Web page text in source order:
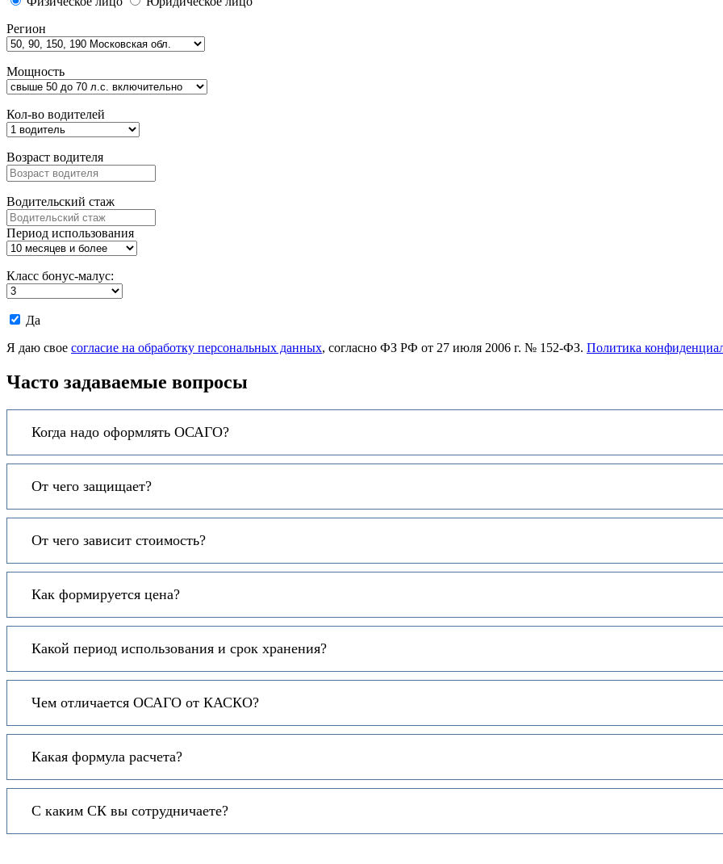
Регион
Мощность
Кол-во водителей
Возраст водителя
Водительский стаж
Период использования
Класс бонус-малус:
Даю
на
моих
персональных
Да
Я даю свое согласие на обработку персональных данных, согласно ФЗ РФ от 27 июля 2006 г. № 152-ФЗ. Политика
Часто задаваемые вопросы
Когда надо оформлять ОСАГО?
От чего защищает?
От чего зависит стоимость?
Как формируется цена?
Какой период использования и срок хранения?
Чем отличается ОСАГО от КАСКО?
Какая формула расчета?
С каким СК вы сотрудничаете?